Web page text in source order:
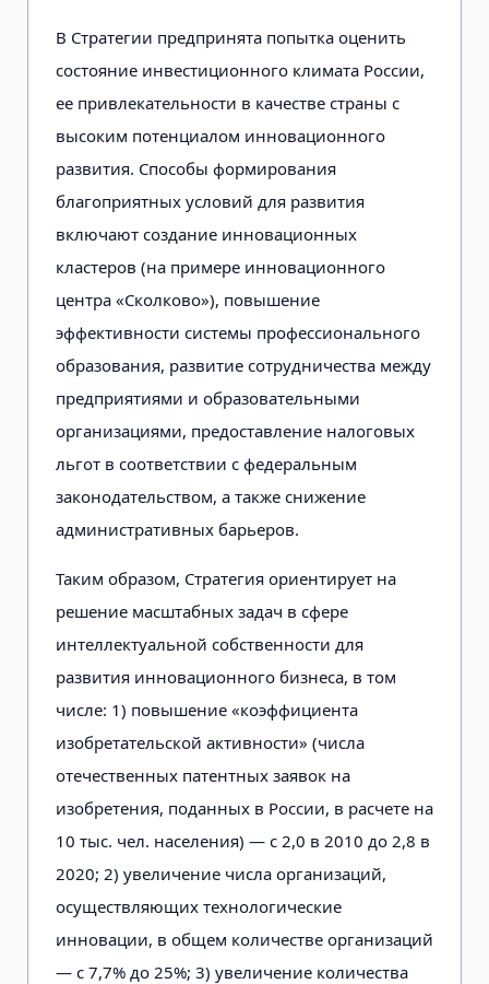
В Стратегии предпринята попытка оценить
состояние инвестиционного климата России,
ее привлекательности в качестве страны с
высоким потенциалом инновационного
развития. Способы формирования
благоприятных условий для развития
включают создание инновационных
кластеров (на примере инновационного
центра «Сколково»), повышение
эффективности системы профессионального
образования, развитие сотрудничества между
предприятиями и образовательными
организациями, предоставление налоговых
льгот в соответствии с федеральным
законодательством, а также снижение
административных барьеров.
Таким образом, Стратегия ориентирует на
решение масштабных задач в сфере
интеллектуальной собственности для
развития инновационного бизнеса, в том
числе: 1) повышение «коэффициента
изобретательской активности» (числа
отечественных патентных заявок на
изобретения, поданных в России, в расчете на
10 тыс. чел. населения) — с 2,0 в 2010 до 2,8 в
2020; 2) увеличение числа организаций,
осуществляющих технологические
инновации, в общем количестве организаций
— с 7,7% до 25%; 3) увеличение количества